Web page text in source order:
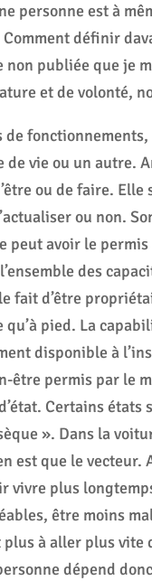
personne est à
définir
publiée que je
et de volonté,
vie ou un autre.
ou de faire.
ou non.
peut avoir le
des
fait d’être
pied. La
disponible à
être permis par le
Certains
». Dans la
est que le
vivre plus
être moins
à aller plus vite
dépend